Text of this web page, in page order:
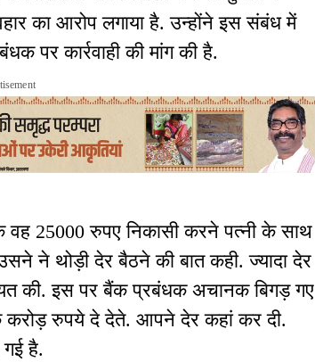
का आरोप लगाया है. उन्होंने इस संबंध में
पर कार्रवाही की मांग की है.
25000 रुपए निकासी करने पत्नी के साथ
ने थोड़ी देर बैठने की बात कही. ज्यादा देर
की. इस पर बैंक प्रबंधक अचानक बिगड़ गए
करोड़ रुपये दे देते. आपने देर कहां कर दी.
है.